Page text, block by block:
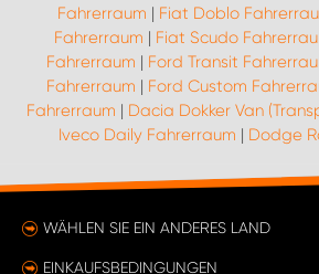
Fahrerraum | Fiat Doblo
Fahrerraum | Fiat Scudo
Fahrerraum | Ford Transit
Fahrerraum | Ford Custom
Fahrerraum | Dacia Dokker Van
Iveco Daily Fahrerraum | Dodge
WÄHLEN SIE EIN ANDERES LAND
EINKAUFSBEDINGUNGEN